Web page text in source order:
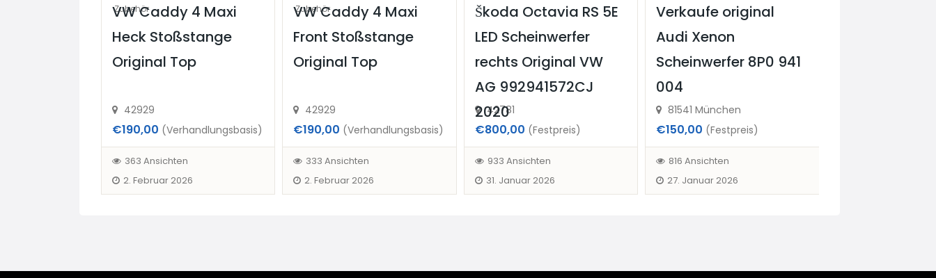
Zubehör
VW Caddy 4 Maxi
Heck Stoßstange
Original Top
42929
€190,00 (Verhandlungsbasis)
363 Ansichten
2. Februar 2026
Zubehör
VW Caddy 4 Maxi
Front Stoßstange
Original Top
42929
€190,00 (Verhandlungsbasis)
333 Ansichten
2. Februar 2026
Škoda Octavia RS 5E
LED Scheinwerfer
rechts Original VW
AG 992941572CJ
2020
42781
€800,00 (Festpreis)
933 Ansichten
31. Januar 2026
Verkaufe original
Audi Xenon
Scheinwerfer 8P0 941
004
81541 München
€150,00 (Festpreis)
816 Ansichten
27. Januar 2026